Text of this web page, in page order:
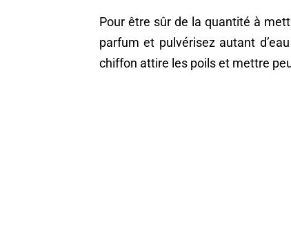
Pour être sûr de la quantité à
parfum et pulvérisez autant
chiffon attire les poils et mettre